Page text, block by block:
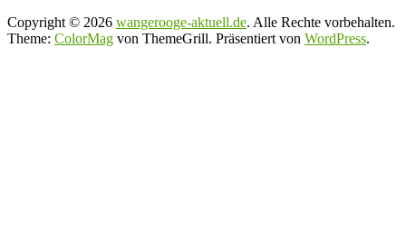
Copyright © 2026 wangerooge-aktuell.de. Alle Rechte vorbehalten.
Theme: ColorMag von ThemeGrill. Präsentiert von WordPress.